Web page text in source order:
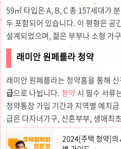
59㎡ 타입은 A, B, C 총 157세대가
두 포함되어 있습니다. 이 평형은 공
설계되었으며, 젊은 부부나 소형 가
래미안 원페를라 청약
래미안 원페를라는 청약홈을 통해
급으로 나뉩니다.청약 시 필수 서류
청약통장 가입 기간과 지역별 예치
급은 다자녀가구, 신혼부부, 생애최
2024[주택 청약]의